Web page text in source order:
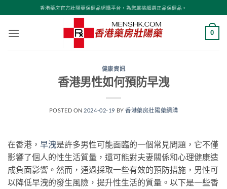
to
content
香港藥房官方壯陽藥保健品網購平台，為您嚴挑細選正品保健品。
0
健康資訊
香港男性如何預防早洩
POSTED ON 2024-02-19 BY香港藥房壯陽藥網購
在香港， 早洩是許多男性可能面臨的一個常見問題，它不僅
影響了個人的性生活質量，還可能對夫妻關係和心理健康造
成負面影響。然而，通過採取一些有效的預防措施，男性可
以降低早洩的發生風險，提升性生活的質量。以下是一些香